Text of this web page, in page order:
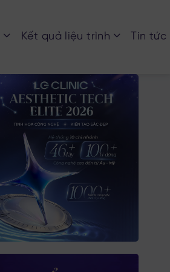
Kết quả liệu trình Tin tức